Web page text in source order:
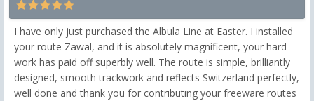
I have only just purchased the Albula Line at Easter. I installed
your route Zawal, and it is absolutely magnificent, your hard
work has paid off superbly well. The route is simple, brilliantly
designed, smooth trackwork and reflects Switzerland perfectly,
well done and thank you for contributing your freeware routes